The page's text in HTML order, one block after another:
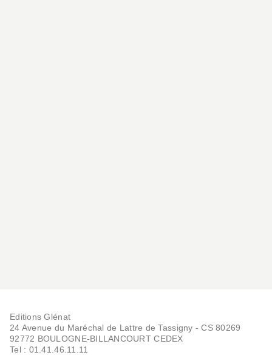
Editions Glénat
24 Avenue du Maréchal de Lattre de Tassigny - CS 80269
92772 BOULOGNE-BILLANCOURT CEDEX
Tel : 01.41.46.11.11